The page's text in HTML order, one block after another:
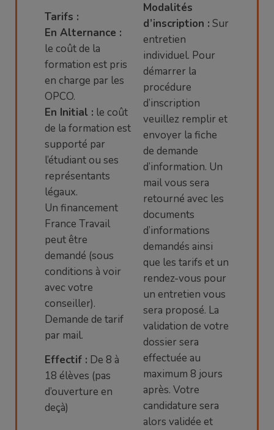
Tarifs :
En Alternance :
le coût de la
formation est pris
en charge par les
OPCO.
En Initial : le coût
de la formation est
supporté par
l’étudiant ou ses
représentants
légaux.
Un financement
France Travail
peut être
demandé (sous
conditions à voir
avec votre
conseiller).
Demande de tarif
par mail.
Effectif : De 8 à
18 élèves (pas
d’ouverture en
deçà)
Modalités
d’inscription : Sur
entretien
individuel. Pour
démarrer la
procédure
d’inscription
veuillez remplir et
envoyer la fiche
de demande
d’information. Un
mail vous sera
retourné avec les
documents
d’informations
demandés ainsi
que les tarifs et un
rendez-vous pour
un entretien vous
sera proposé. La
validation de votre
dossier sera
effectuée au
maximum 8 jours
après. Votre
candidature sera
alors validée et